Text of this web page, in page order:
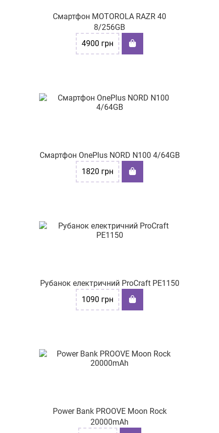
Смартфон MOTOROLA RAZR 40
8/256GB
4900 грн
Смартфон OnePlus NORD N100 4/64GB
1820 грн
Рубанок електричний ProCraft PE1150
1090 грн
Power Bank PROOVE Moon Rock
20000mAh